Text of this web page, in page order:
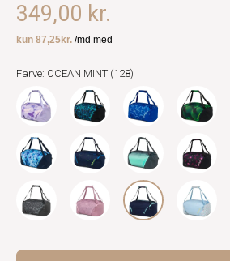
349,00 kr.
Farve: OCEAN MINT (128)